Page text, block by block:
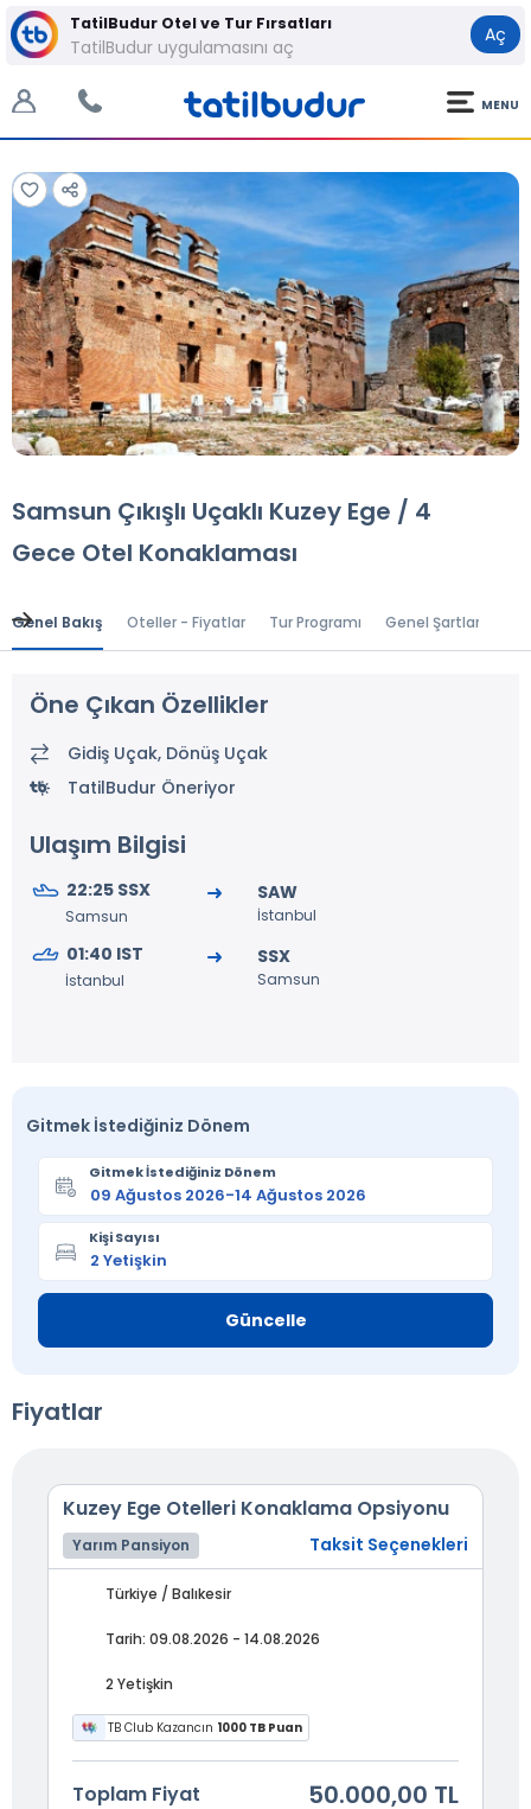
TatilBudur Otel ve Tur Fırsatları
TatilBudur uygulamasını aç
Aç
MENU
Tüm Fotoğraflar
Samsun Çıkışlı Uçaklı Kuzey Ege / 4
Gece Otel Konaklaması
Genel Bakış Oteller - Fiyatlar Tur Programı Genel Şartlar
Öne Çıkan Özellikler
Gidiş Uçak, Dönüş Uçak
TatilBudur Öneriyor
Ulaşım Bilgisi
22:25 SSX
Samsun
SAW
İstanbul
01:40 IST
İstanbul
SSX
Samsun
Gitmek İstediğiniz Dönem
Gitmek İstediğiniz Dönem
Kişi Sayısı
Güncelle
Fiyatlar
Kuzey Ege Otelleri Konaklama Opsiyonu
Yarım Pansiyon Taksit Seçenekleri
Türkiye / Balıkesir
Tarih: 09.08.2026 - 14.08.2026
2 Yetişkin
TB Club Kazancın 1000 TB Puan
Toplam Fiyat 50.000,00 TL